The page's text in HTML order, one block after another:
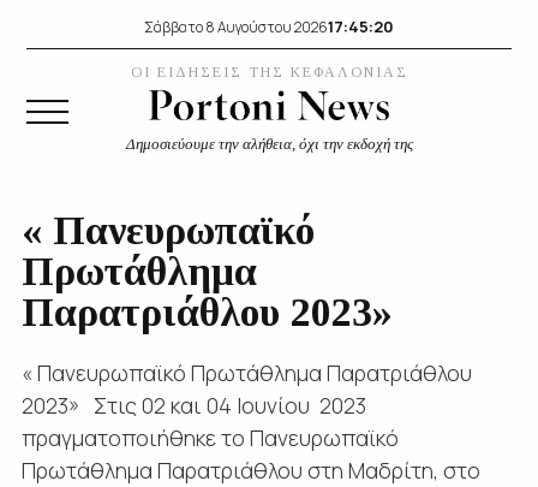
Σάββατο 8 Αυγούστου 202617:45:21
ΟΙ ΕΙΔΗΣΕΙΣ ΤΗΣ ΚΕΦΑΛΟΝΙΑΣ
Δημοσιεύουμε την αλήθεια, όχι την εκδοχή της
« Πανευρωπαϊκό
Πρωτάθλημα
Παρατριάθλου 2023»
« Πανευρωπαϊκό Πρωτάθλημα Παρατριάθλου
2023» Στις 02 και 04 Ιουνίου 2023
πραγματοποιήθηκε το Πανευρωπαϊκό
Πρωτάθλημα Παρατριάθλου στη Μαδρίτη, στο